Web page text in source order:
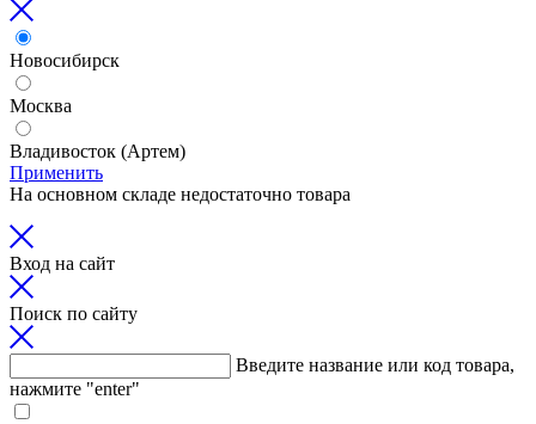
Новосибирск
Москва
Владивосток (Артем)
Применить
На основном складе недостаточно товара
Вход на сайт
Поиск по сайту
Введите название или код товара,
нажмите "enter"